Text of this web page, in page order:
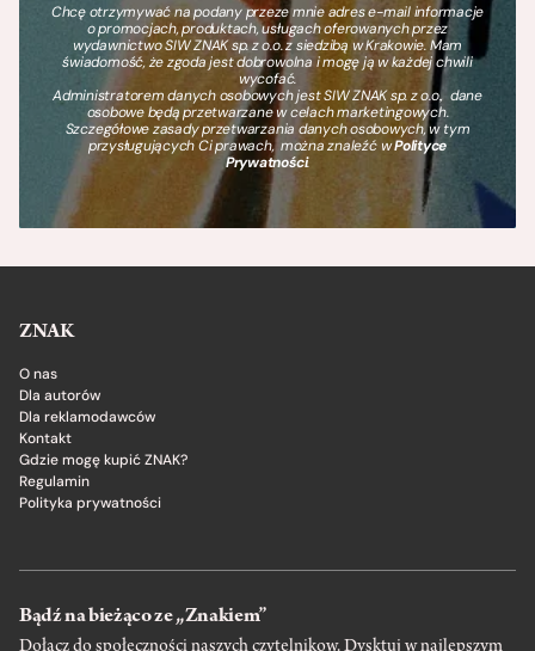
Chcę otrzymywać na podany przeze mnie adres e-mail informacje
o promocjach, produktach, usługach oferowanych przez
wydawnictwo SIW ZNAK sp. z o.o. z siedzibą w Krakowie. Mam
świadomość, że zgoda jest dobrowolna i mogę ją w każdej chwili
wycofać.
Administratorem danych osobowych jest SIW ZNAK sp. z o.o., dane
osobowe będą przetwarzane w celach marketingowych.
Szczegółowe zasady przetwarzania danych osobowych, w tym
przysługujących Ci prawach, można znaleźć wPolityce
Prywatności.
ZNAK
O nas
Dla autorów
Dla reklamodawców
Kontakt
Gdzie mogę kupić ZNAK?
Regulamin
Polityka prywatności
Bądź na bieżąco ze „Znakiem”
Dołącz do społeczności naszych czytelnikow. Dysktuj w najlepszym